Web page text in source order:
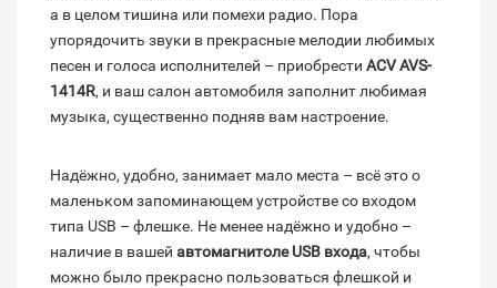
а в целом тишина или помехи радио. Пора
упорядочить звуки в прекрасные мелодии любимых
песен и голоса исполнителей – приобрести ACV AVS-
1414R, и ваш салон автомобиля заполнит любимая
музыка, существенно подняв вам настроение.
Надёжно, удобно, занимает мало места – всё это о
маленьком запоминающем устройстве со входом
типа USB – флешке. Не менее надёжно и удобно –
наличие в вашей автомагнитоле USB входа, чтобы
можно было прекрасно пользоваться флешкой и